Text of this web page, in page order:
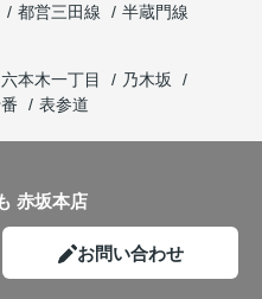
都営三田線
半蔵門線
六本木一丁目
乃木坂
表参道
赤坂本店
お問い合わせ